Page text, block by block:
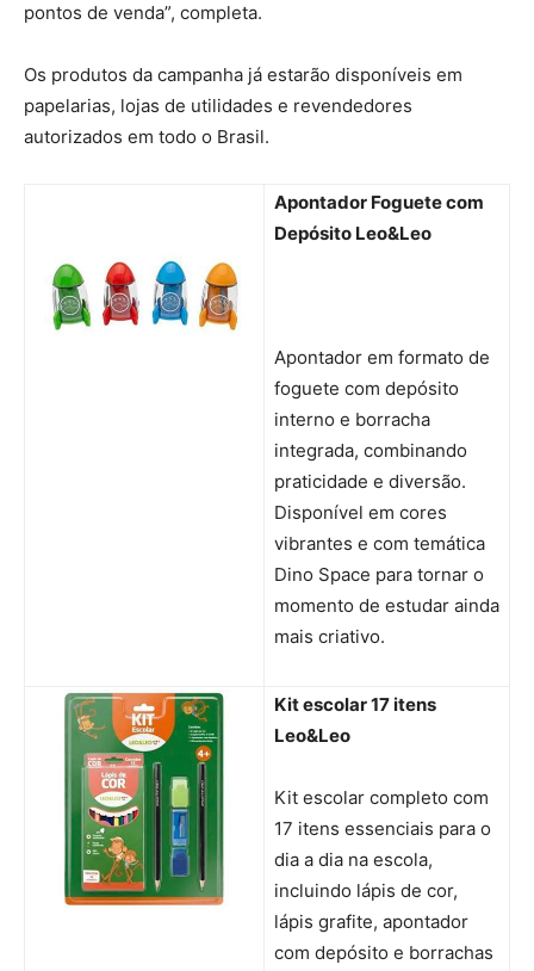
pontos de venda”, completa.
Os produtos da campanha já estarão disponíveis em
papelarias, lojas de utilidades e revendedores
autorizados em todo o Brasil.
Apontador Foguete com
Depósito Leo&Leo
Apontador em formato de
foguete com depósito
interno e borracha
integrada, combinando
praticidade e diversão.
Disponível em cores
vibrantes e com temática
Dino Space para tornar o
momento de estudar ainda
mais criativo.
Kit escolar 17 itens
Leo&Leo
Kit escolar completo com
17 itens essenciais para o
dia a dia na escola,
incluindo lápis de cor,
lápis grafite, apontador
com depósito e borrachas